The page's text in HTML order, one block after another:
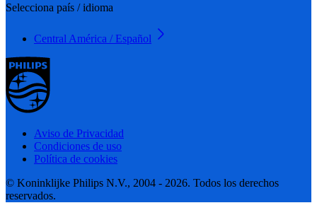
Selecciona país / idioma
Central América / Español
Aviso de Privacidad
Condiciones de uso
Política de cookies
© Koninklijke Philips N.V., 2004 - 2026. Todos los derechos
reservados.